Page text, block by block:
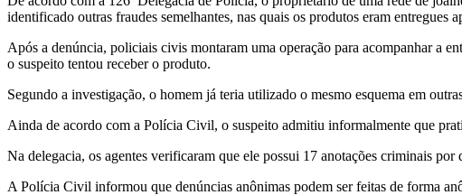
identificado outras fraudes semelhantes, nas quais os produtos eram
Após a denúncia, policiais civis montaram uma operação para acompanhar a
o suspeito tentou receber o produto.
Segundo a investigação, o homem já teria utilizado o mesmo esquema em
Ainda de acordo com a Polícia Civil, o suspeito admitiu informalmente que
Na delegacia, os agentes verificaram que ele possui 17 anotações criminais
A Polícia Civil informou que denúncias anônimas podem ser feitas de forma